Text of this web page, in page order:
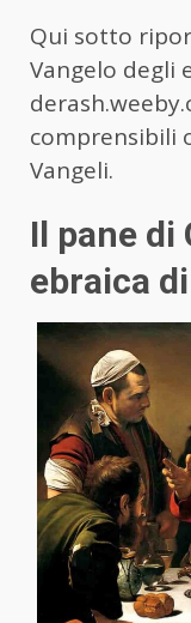
Qui sotto
Vangelo degli
comprensibili
Vangeli.
Il pane di
ebraica